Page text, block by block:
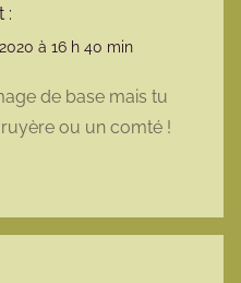
:
à 16 h 40 min
de base mais tu
ou un comté !